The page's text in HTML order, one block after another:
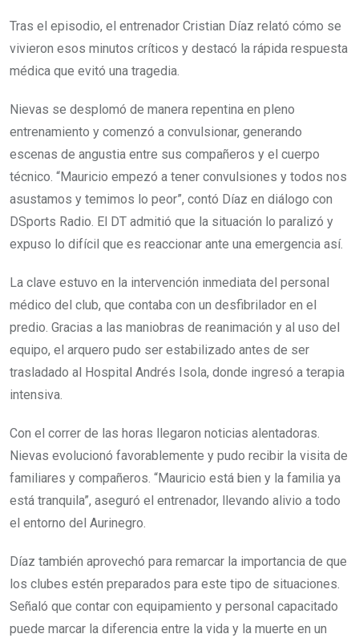
Tras el episodio, el entrenador Cristian Díaz relató cómo se
vivieron esos minutos críticos y destacó la rápida respuesta
médica que evitó una tragedia.
Nievas se desplomó de manera repentina en pleno
entrenamiento y comenzó a convulsionar, generando
escenas de angustia entre sus compañeros y el cuerpo
técnico. “Mauricio empezó a tener convulsiones y todos nos
asustamos y temimos lo peor”, contó Díaz en diálogo con
DSports Radio. El DT admitió que la situación lo paralizó y
expuso lo difícil que es reaccionar ante una emergencia así.
La clave estuvo en la intervención inmediata del personal
médico del club, que contaba con un desfibrilador en el
predio. Gracias a las maniobras de reanimación y al uso del
equipo, el arquero pudo ser estabilizado antes de ser
trasladado al Hospital Andrés Isola, donde ingresó a terapia
intensiva.
Con el correr de las horas llegaron noticias alentadoras.
Nievas evolucionó favorablemente y pudo recibir la visita de
familiares y compañeros. “Mauricio está bien y la familia ya
está tranquila”, aseguró el entrenador, llevando alivio a todo
el entorno del Aurinegro.
Díaz también aprovechó para remarcar la importancia de que
los clubes estén preparados para este tipo de situaciones.
Señaló que contar con equipamiento y personal capacitado
puede marcar la diferencia entre la vida y la muerte en un